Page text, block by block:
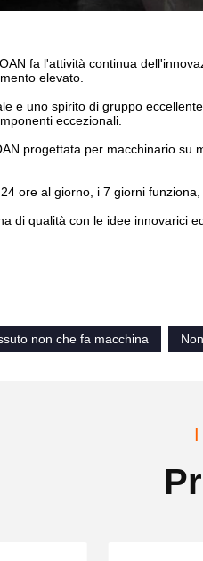
fa l'attività continua
elevato.
e uno spirito di gruppo
eccezionali.
progettata per macchinario
ore al giorno, i 7 giorni
di qualità con le idee innovarici
non che fa macchina